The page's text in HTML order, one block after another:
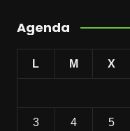
Agenda
L M X
3 4 5